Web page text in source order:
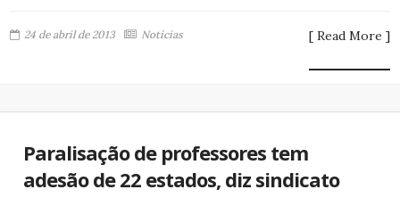
24 de abril de 2013 Notícias [ Read More ]
Paralisação de professores tem
adesão de 22 estados, diz sindicato